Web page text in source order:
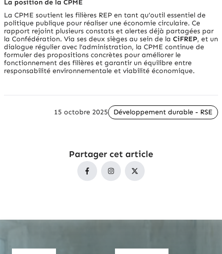
La position de la CPME
La CPME soutient les filières REP en tant qu’outil essentiel de
politique publique pour réaliser une économie circulaire. Ce
rapport rejoint plusieurs constats et alertes déjà partagées par
la Confédération. Via ses deux sièges au sein de la CiFREP, et un
dialogue régulier avec l’administration, la CPME continue de
formuler des propositions concrètes pour améliorer le
fonctionnement des filières et garantir un équilibre entre
responsabilité environnementale et viabilité économique.
15 octobre 2025 Développement durable - RSE
Partager cet article